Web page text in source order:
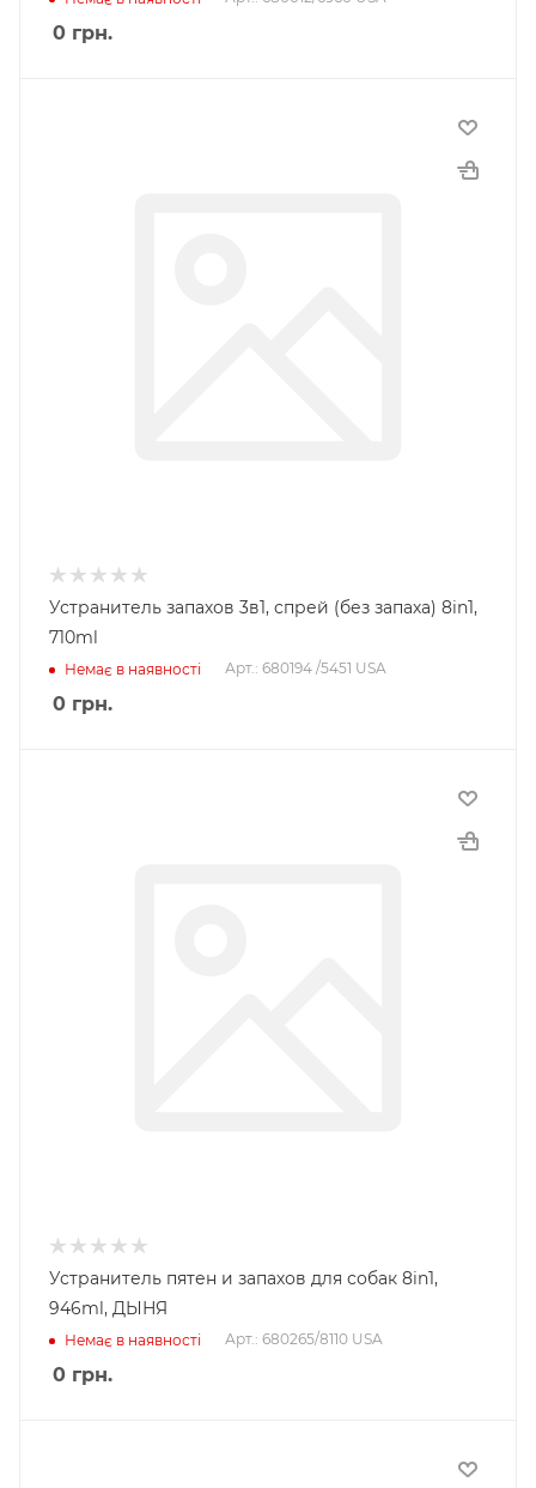
0 грн.
Устранитель запахов 3в1, спрей (без запаха) 8in1,
710ml
Немає в наявності Арт.: 680194 /5451 USA
0 грн.
Устранитель пятен и запахов для собак 8in1,
946ml, ДЫНЯ
Немає в наявності Арт.: 680265/8110 USA
0 грн.